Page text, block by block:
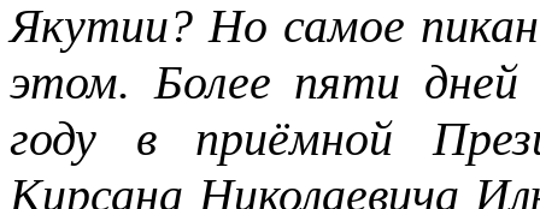
Якутии? Но самое
этом. Более пяти дней
году в приёмной
Кирсана Николаевича